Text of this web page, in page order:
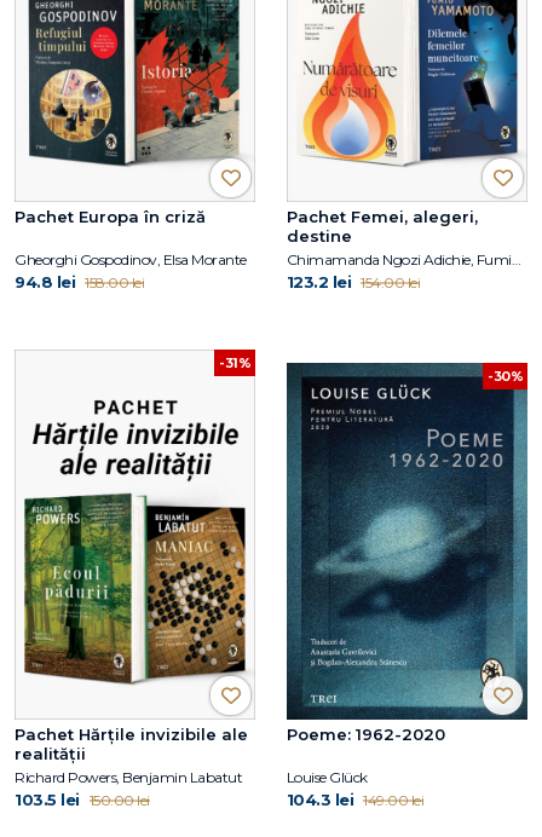
Pachet Europa în criză
Gheorghi Gospodinov, Elsa Morante
94.8 lei 158.00 lei
Pachet Femei, alegeri,
destine
123.2 lei 154.00 lei
-31%
Pachet Hărțile invizibile ale
realității
Richard Powers, Benjamin Labatut
103.5 lei 150.00 lei
-30%
Poeme: 1962-2020
Louise Glück
104.3 lei 149.00 lei